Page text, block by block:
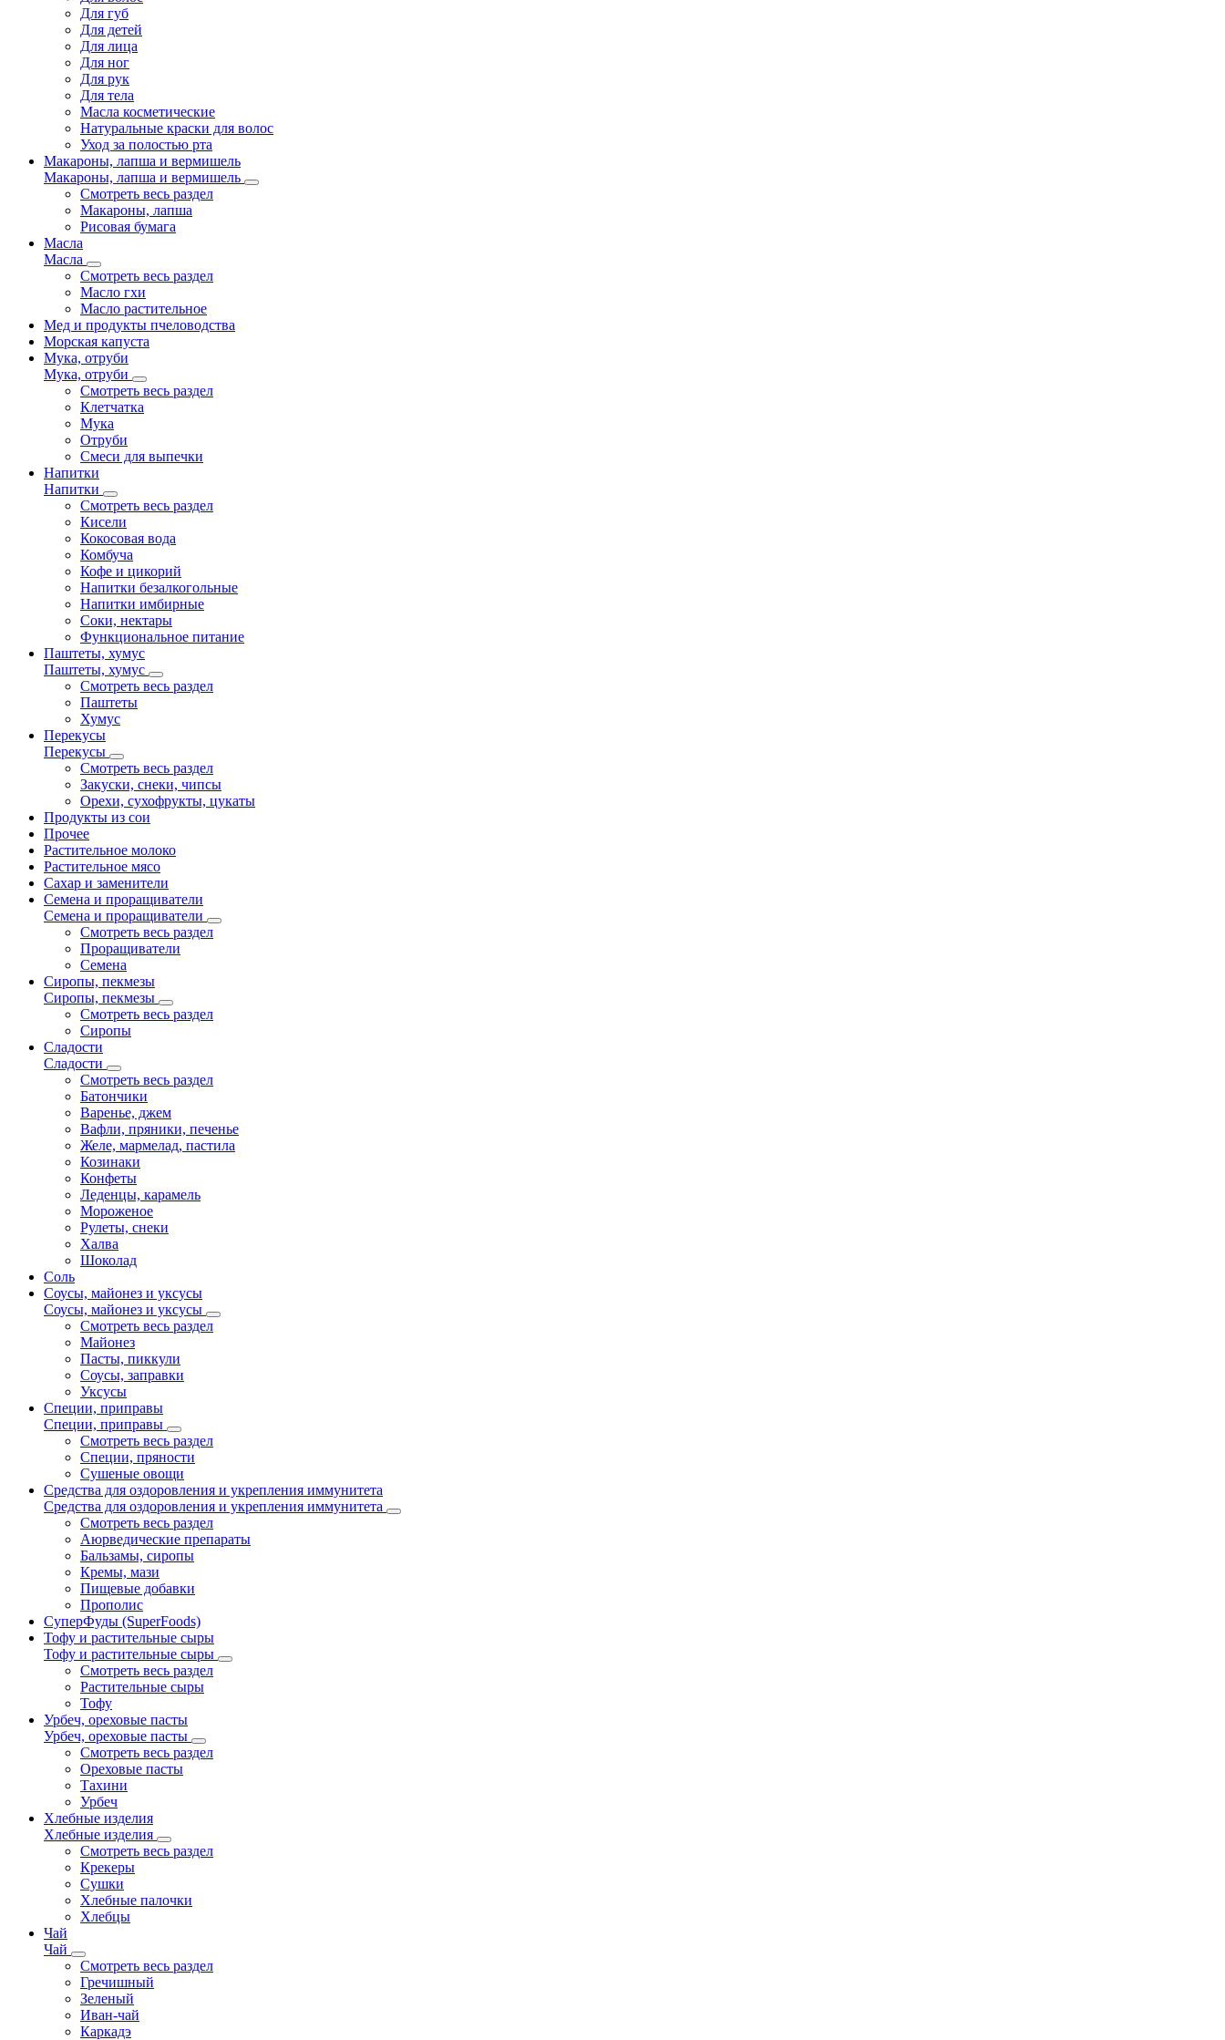
Для губ
Для детей
Для лица
Для ног
Для рук
Для тела
Масла косметические
Натуральные краски для волос
Уход за полостью рта
Макароны, лапша и вермишель
Макароны, лапша и вермишель
Смотреть весь раздел
Макароны, лапша
Рисовая бумага
Масла
Масла
Смотреть весь раздел
Масло гхи
Масло растительное
Мед и продукты пчеловодства
Морская капуста
Мука, отруби
Мука, отруби
Смотреть весь раздел
Клетчатка
Мука
Отруби
Смеси для выпечки
Напитки
Напитки
Смотреть весь раздел
Кисели
Кокосовая вода
Комбуча
Кофе и цикорий
Напитки безалкогольные
Напитки имбирные
Соки, нектары
Функциональное питание
Паштеты, хумус
Паштеты, хумус
Смотреть весь раздел
Паштеты
Хумус
Перекусы
Перекусы
Смотреть весь раздел
Закуски, снеки, чипсы
Орехи, сухофрукты, цукаты
Продукты из сои
Прочее
Растительное молоко
Растительное мясо
Сахар и заменители
Семена и проращиватели
Семена и проращиватели
Смотреть весь раздел
Проращиватели
Семена
Сиропы, пекмезы
Сиропы, пекмезы
Смотреть весь раздел
Сиропы
Сладости
Сладости
Смотреть весь раздел
Батончики
Варенье, джем
Вафли, пряники, печенье
Желе, мармелад, пастила
Козинаки
Конфеты
Леденцы, карамель
Мороженое
Рулеты, снеки
Халва
Шоколад
Соль
Соусы, майонез и уксусы
Соусы, майонез и уксусы
Смотреть весь раздел
Майонез
Пасты, пиккули
Соусы, заправки
Уксусы
Специи, приправы
Специи, приправы
Смотреть весь раздел
Специи, пряности
Сушеные овощи
Средства для оздоровления и укрепления иммунитета
Средства для оздоровления и укрепления иммунитета
Смотреть весь раздел
Аюрведические препараты
Бальзамы, сиропы
Кремы, мази
Пищевые добавки
Прополис
СуперФуды (SuperFoods)
Тофу и растительные сыры
Тофу и растительные сыры
Смотреть весь раздел
Растительные сыры
Тофу
Урбеч, ореховые пасты
Урбеч, ореховые пасты
Смотреть весь раздел
Ореховые пасты
Тахини
Урбеч
Хлебные изделия
Хлебные изделия
Смотреть весь раздел
Крекеры
Сушки
Хлебные палочки
Хлебцы
Чай
Чай
Смотреть весь раздел
Гречишный
Зеленый
Иван-чай
Каркадэ